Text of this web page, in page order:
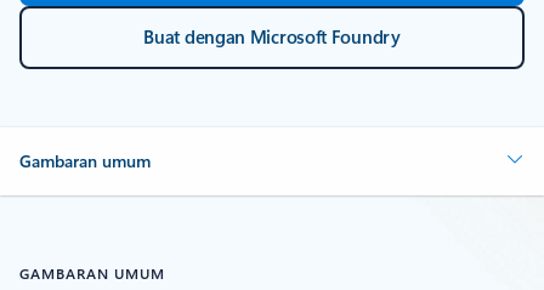
Buat dengan Microsoft Foundry
Gambaran umum
GAMBARAN UMUM